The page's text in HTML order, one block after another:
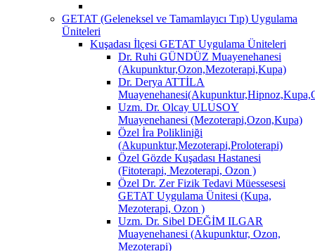
GETAT (Geleneksel ve Tamamlayıcı Tıp) Uygulama
Üniteleri
Kuşadası İlçesi GETAT Uygulama Üniteleri
Dr. Ruhi GÜNDÜZ Muayenehanesi
(Akupunktur,Ozon,Mezoterapi,Kupa)
Dr. Derya ATTİLA
Uzm. Dr. Olcay ULUSOY
Muayenehanesi (Mezoterapi,Ozon,Kupa)
Özel İra Polikliniği
(Akupunktur,Mezoterapi,Proloterapi)
Özel Gözde Kuşadası Hastanesi
(Fitoterapi, Mezoterapi, Ozon )
Özel Dr. Zer Fizik Tedavi Müessesesi
GETAT Uygulama Ünitesi (Kupa,
Mezoterapi, Ozon )
Uzm. Dr. Sibel DEĞİM ILGAR
Muayenehanesi (Akupunktur, Ozon,
Mezoterapi)